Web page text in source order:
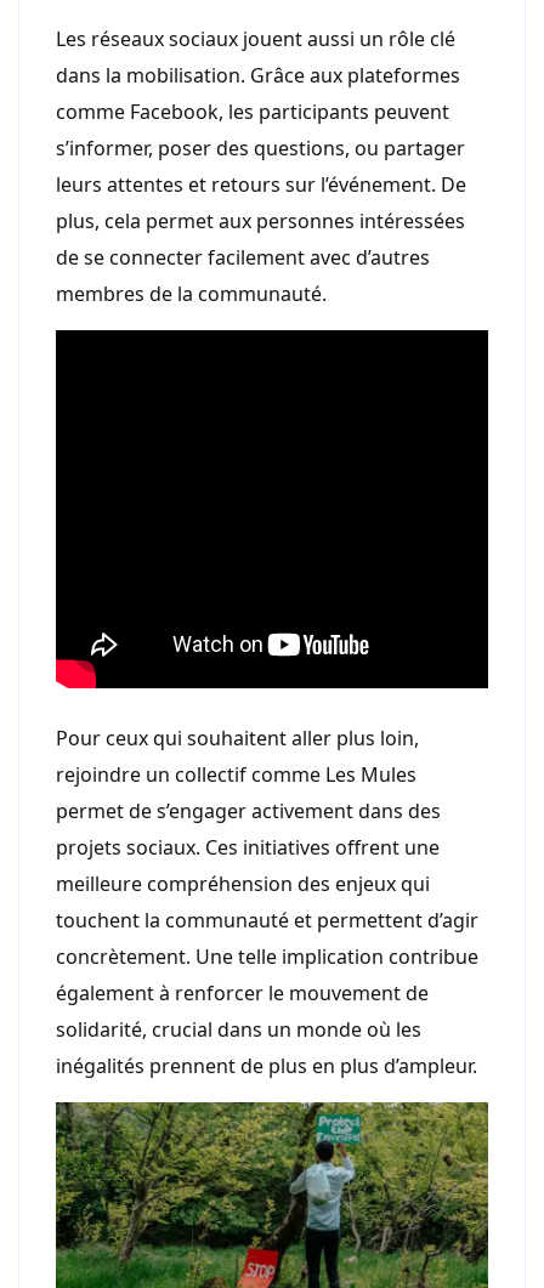
Les réseaux sociaux jouent aussi un rôle clé
dans la mobilisation. Grâce aux plateformes
comme Facebook, les participants peuvent
s’informer, poser des questions, ou partager
leurs attentes et retours sur l’événement. De
plus, cela permet aux personnes intéressées
de se connecter facilement avec d’autres
membres de la communauté.
Pour ceux qui souhaitent aller plus loin,
rejoindre un collectif comme Les Mules
permet de s’engager activement dans des
projets sociaux. Ces initiatives offrent une
meilleure compréhension des enjeux qui
touchent la communauté et permettent d’agir
concrètement. Une telle implication contribue
également à renforcer le mouvement de
solidarité, crucial dans un monde où les
inégalités prennent de plus en plus d’ampleur.